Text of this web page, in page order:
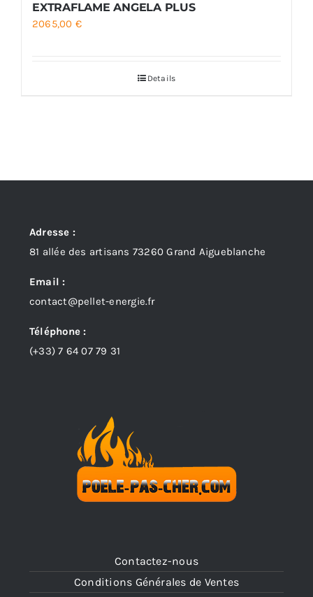
EXTRAFLAME ANGELA PLUS
2065,00 €
Details
Contactez-nous
Conditions Générales de Ventes
Adresse :
81 allée des artisans 73260 Grand Aigueblanche
Email :
contact@pellet-energie.fr
Téléphone :
(+33)7 64 07 79 31